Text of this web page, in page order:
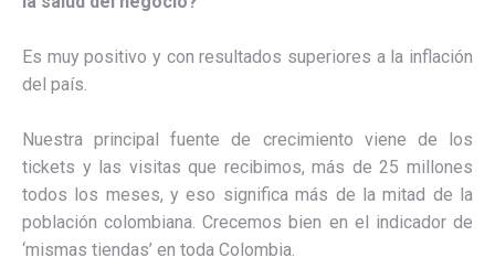
Es muy positivo y con resultados superiores a la inflación
del país.
Nuestra principal fuente de crecimiento viene de los
tickets y las visitas que recibimos, más de 25 millones
todos los meses, y eso significa más de la mitad de la
población colombiana. Crecemos bien en el indicador de
‘mismas tiendas’ en toda Colombia.